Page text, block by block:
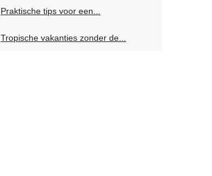
Praktische tips voor een...
Tropische vakanties zonder de...